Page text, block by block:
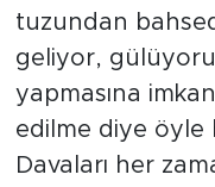
tuzundan
geliyor,
yapmasına
edilme diye öyle
Davaları her